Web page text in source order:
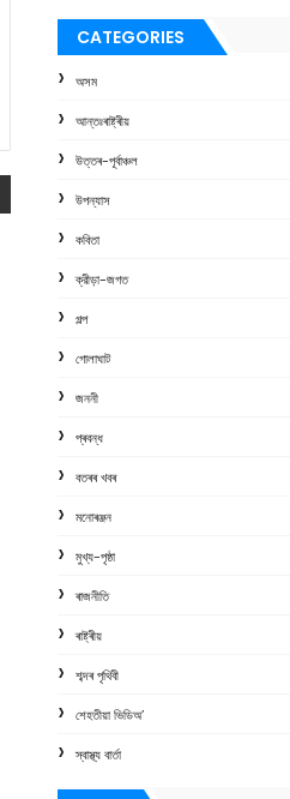
CATEGORIES
অসম
আন্তঃৰাষ্ট্ৰীয়
উত্তৰ-পূৰ্বাঞ্চল
উপন্যাস
কবিতা
ক্রীড়া-জগত
গল্প
গোলাঘাট
জননী
প্ৰবন্ধ
বতৰৰ খবৰ
মনোৰঞ্জন
মুখ্য-পৃষ্ঠা
ৰাজনীতি
ৰাষ্ট্ৰীয়
শব্দৰ পৃথিবী
শেহতীয়া ভিডিঅ’
স্বাস্থ্য বাৰ্তা